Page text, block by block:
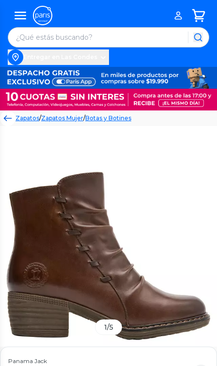
Zapatos/Zapatos Mujer/Botas y Botines
1/5
Panama Jack